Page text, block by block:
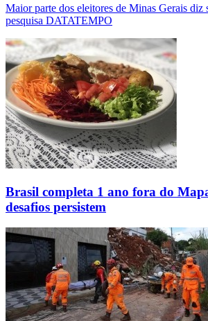
Maior parte dos eleitores de Minas Gerais diz
pesquisa DATATEMPO
Brasil completa 1 ano fora do
desafios persistem